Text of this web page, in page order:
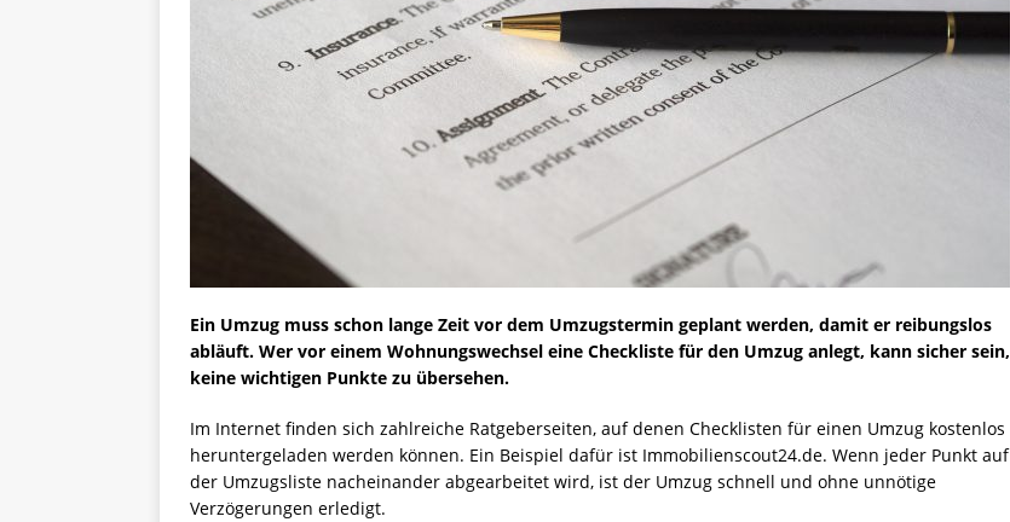
Ein Umzug muss schon lange Zeit vor dem Umzugstermin geplant werden, damit er reibungslos
abläuft. Wer vor einem Wohnungswechsel eine Checkliste für den Umzug anlegt, kann sicher sein,
keine wichtigen Punkte zu übersehen.
Im Internet finden sich zahlreiche Ratgeberseiten, auf denen Checklisten für einen Umzug kostenlos
heruntergeladen werden können. Ein Beispiel dafür ist Immobilienscout24.de. Wenn jeder Punkt auf
der Umzugsliste nacheinander abgearbeitet wird, ist der Umzug schnell und ohne unnötige
Verzögerungen erledigt.